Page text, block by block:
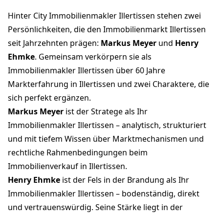
Hinter City Immobilienmakler Illertissen stehen zwei
Persönlichkeiten, die den Immobilienmarkt Illertissen
seit Jahrzehnten prägen: Markus Meyer und Henry
Ehmke. Gemeinsam verkörpern sie als
Immobilienmakler Illertissen über 60 Jahre
Markterfahrung in Illertissen und zwei Charaktere, die
sich perfekt ergänzen.
Markus Meyer ist der Stratege als Ihr
Immobilienmakler Illertissen – analytisch, strukturiert
und mit tiefem Wissen über Marktmechanismen und
rechtliche Rahmenbedingungen beim
Immobilienverkauf in Illertissen.
Henry Ehmke ist der Fels in der Brandung als Ihr
Immobilienmakler Illertissen – bodenständig, direkt
und vertrauenswürdig. Seine Stärke liegt in der